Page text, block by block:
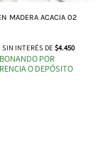
MADERA ACACIA 02
INTERÉS DE $4.450
POR
O DEPÓSITO